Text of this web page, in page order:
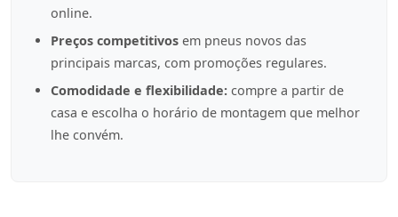
online.
Preços competitivos em pneus novos das
principais marcas, com promoções regulares.
Comodidade e flexibilidade: compre a partir de
casa e escolha o horário de montagem que melhor
lhe convém.